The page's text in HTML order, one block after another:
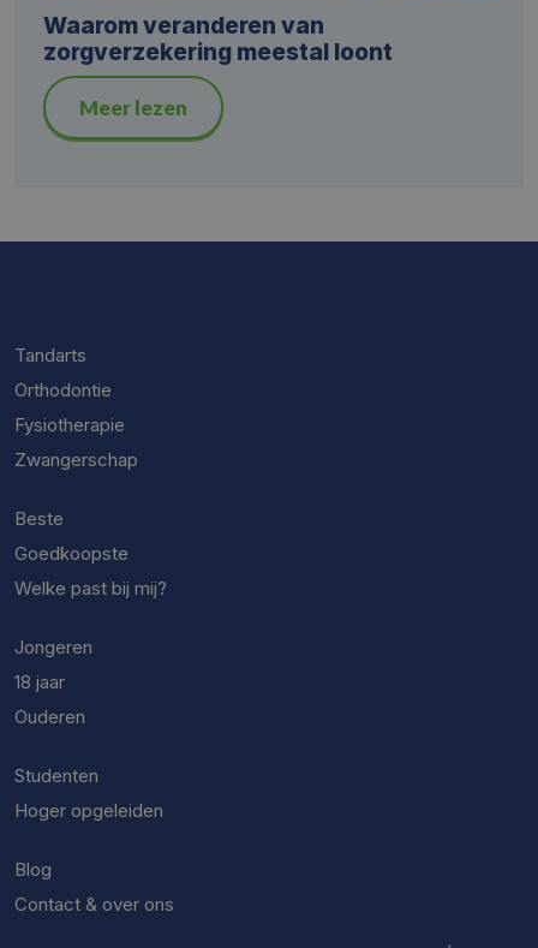
Waarom veranderen van
zorgverzekering meestal loont
Meer lezen
Tandarts
Orthodontie
Fysiotherapie
Zwangerschap
Beste
Goedkoopste
Welke past bij mij?
Jongeren
18 jaar
Ouderen
Studenten
Hoger opgeleiden
Blog
Contact & over ons